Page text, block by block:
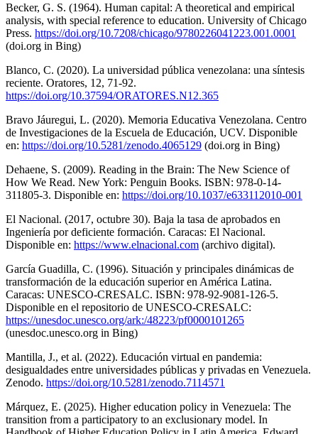
Becker, G. S. (1964). Human capital: A theoretical and empirical
analysis, with special reference to education. University of Chicago
Press. https://doi.org/10.7208/chicago/9780226041223.001.0001
(doi.org in Bing)
Blanco, C. (2020). La universidad pública venezolana: una síntesis
reciente. Oratores, 12, 71-92.
https://doi.org/10.37594/ORATORES.N12.365
Bravo Jáuregui, L. (2020). Memoria Educativa Venezolana. Centro
de Investigaciones de la Escuela de Educación, UCV. Disponible
en: https://doi.org/10.5281/zenodo.4065129 (doi.org in Bing)
Dehaene, S. (2009). Reading in the Brain: The New Science of
How We Read. New York: Penguin Books. ISBN: 978-0-14-
311805-3. Disponible en: https://doi.org/10.1037/e633112010-001
El Nacional. (2017, octubre 30). Baja la tasa de aprobados en
Ingeniería por deficiente formación. Caracas: El Nacional.
Disponible en: https://www.elnacional.com (archivo digital).
García Guadilla, C. (1996). Situación y principales dinámicas de
transformación de la educación superior en América Latina.
Caracas: UNESCO-CRESALC. ISBN: 978-92-9081-126-5.
Disponible en el repositorio de UNESCO-CRESALC:
https://unesdoc.unesco.org/ark:/48223/pf0000101265
(unesdoc.unesco.org in Bing)
Mantilla, J., et al. (2022). Educación virtual en pandemia:
desigualdades entre universidades públicas y privadas en Venezuela.
Zenodo. https://doi.org/10.5281/zenodo.7114571
Márquez, E. (2025). Higher education policy in Venezuela: The
transition from a participatory to an exclusionary model. In